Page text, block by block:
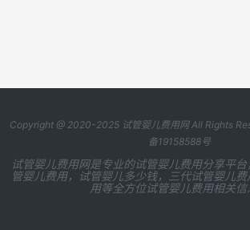
Copyright @ 2020-2025 试管婴儿费用网All Rights
备19158588号
试管婴儿费用网是专业的试管婴儿费用分享平
管婴儿费用，试管婴儿多少钱，三代试管婴儿
用等全方位试管婴儿费用相关信